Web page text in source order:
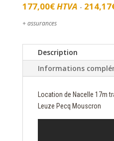
177,00€HTVA - 214,17
+ assurances
Description
Informations
Location de Nacelle 17m
Leuze Pecq Mouscron